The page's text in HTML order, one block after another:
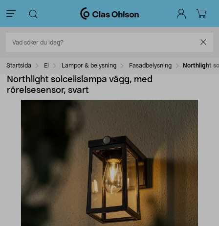
Startsida El Lampor & belysning Fasadbelysning Northlight
Northlight solcellslampa vägg, med
rörelsesensor, svart